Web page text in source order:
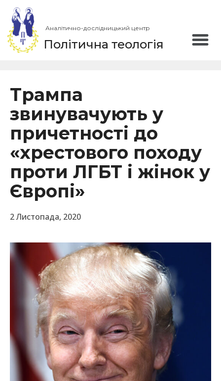
Аналітично-дослідницький центр
Політична теологія
Трампа
звинувачують у
причетності до
«хрестового походу
проти ЛГБТ і жінок у
Європі»
2 Листопада, 2020